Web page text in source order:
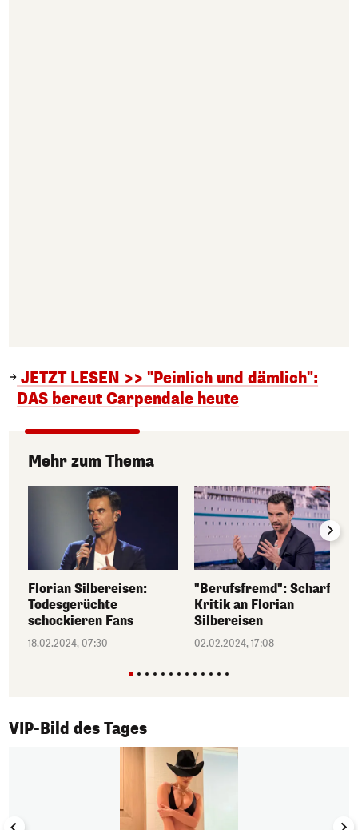
JETZT LESEN >> "Peinlich und dämlich":
DAS bereut Carpendale heute
Mehr zum Thema
Florian Silbereisen:
Todesgerüchte
schockieren Fans
18.02.2024, 07:30
"Berufsfremd": Scharfe
Kritik an Florian
Silbereisen
02.02.2024, 17:08
VIP-Bild des Tages
1/50